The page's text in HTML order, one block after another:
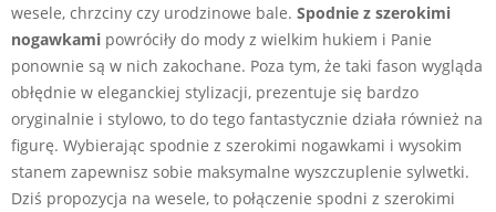
wesele, chrzciny czy urodzinowe bale. Spodnie z szerokimi
nogawkami powróciły do mody z wielkim hukiem i Panie
ponownie są w nich zakochane. Poza tym, że taki fason wygląda
obłędnie w eleganckiej stylizacji, prezentuje się bardzo
oryginalnie i stylowo, to do tego fantastycznie działa również na
figurę. Wybierając spodnie z szerokimi nogawkami i wysokim
stanem zapewnisz sobie maksymalne wyszczuplenie sylwetki.
Dziś propozycja na wesele, to połączenie spodni z szerokimi